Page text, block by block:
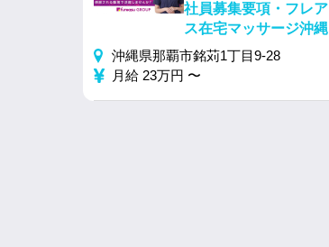
社員募集要項・フレア
ス在宅マッサージ沖縄
沖縄県那覇市銘苅1丁目9-28
月給 23万円 〜